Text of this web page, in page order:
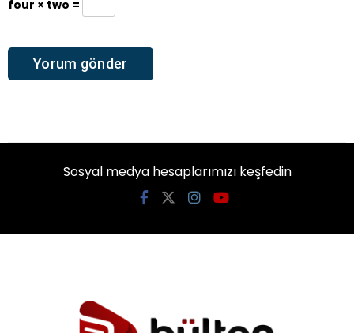
four × two =
Sosyal medya hesaplarımızı keşfedin